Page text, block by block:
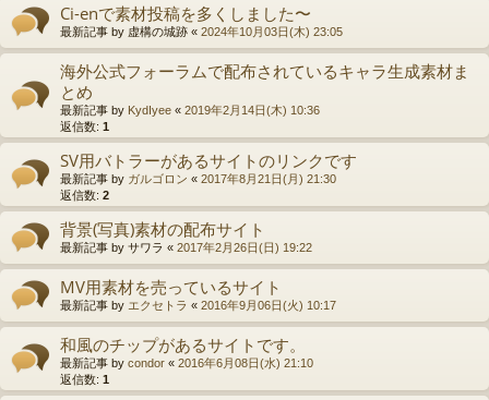
Ci-enで素材投稿を多くしました〜
最新記事 by 虚構の城跡 « 2024年10月03日(木) 23:05
海外公式フォーラムで配布されているキャラ生成素材ま
とめ
最新記事 by KydIyee « 2019年2月14日(木) 10:36
返信数: 1
SV用バトラーがあるサイトのリンクです
最新記事 by ガルゴロン « 2017年8月21日(月) 21:30
返信数: 2
背景(写真)素材の配布サイト
最新記事 by サワラ « 2017年2月26日(日) 19:22
MV用素材を売っているサイト
最新記事 by エクセトラ « 2016年9月06日(火) 10:17
和風のチップがあるサイトです。
最新記事 by condor « 2016年6月08日(水) 21:10
返信数: 1